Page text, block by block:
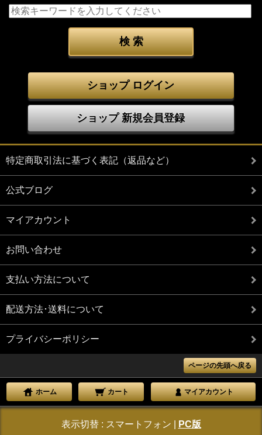
ショップ ログイン
ショップ 新規会員登録
特定商取引法に基づく表記（返品など）
公式ブログ
マイアカウント
お問い合わせ
支払い方法について
配送方法･送料について
プライバシーポリシー
ページの先頭へ戻る
ホーム カート マイアカウント
表示切替 : スマートフォン PC版